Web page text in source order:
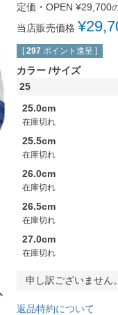
定価・OPEN ¥29,700
当店販売価格 ¥
[ 297 ポイント進呈 ]
カラー サイズ
25
25.0cm
在庫切れ
25.5cm
在庫切れ
26.0cm
在庫切れ
26.5cm
在庫切れ
27.0cm
在庫切れ
申し訳ございません
返品特約について